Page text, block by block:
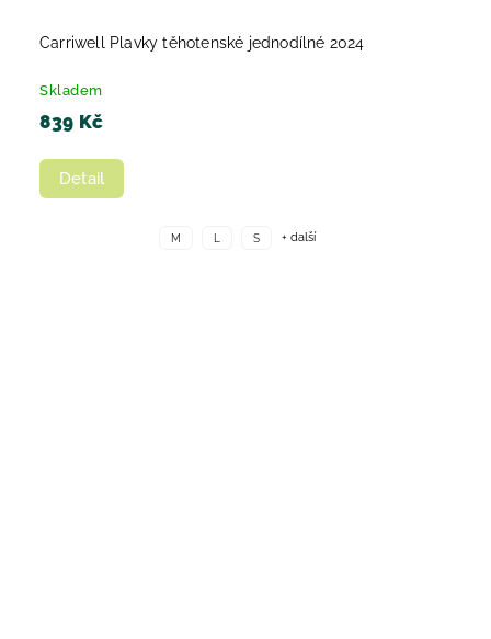
Carriwell Plavky těhotenské jednodílné 2024
Skladem
839 Kč
Detail
M S + další